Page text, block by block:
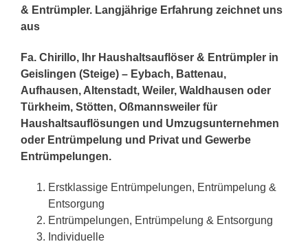
& Entrümpler. Langjährige Erfahrung zeichnet uns
aus
Fa. Chirillo, Ihr Haushaltsauflöser & Entrümpler in
Geislingen (Steige) – Eybach, Battenau,
Aufhausen, Altenstadt, Weiler, Waldhausen oder
Türkheim, Stötten, Oßmannsweiler für
Haushaltsauflösungen und Umzugsunternehmen
oder Entrümpelung und Privat und Gewerbe
Entrümpelungen.
Erstklassige Entrümpelungen, Entrümpelung &
Entsorgung
Entrümpelungen, Entrümpelung & Entsorgung
Individuelle